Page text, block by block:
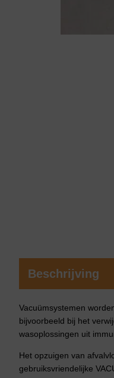
Beschrijving
Vacuümsystemen
bijvoorbeeld bij het
wasoplossingen uit
Het opzuigen van
gebruiksvriendelijke